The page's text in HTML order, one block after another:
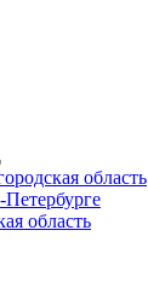
область
область